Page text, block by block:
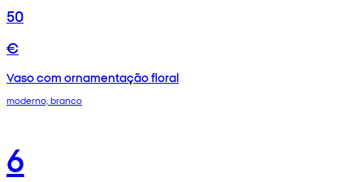
50
€
Vaso com ornamentação floral
moderno, branco
6